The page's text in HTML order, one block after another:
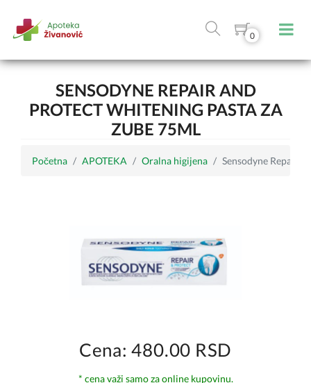
0
SENSODYNE REPAIR AND
PROTECT WHITENING PASTA ZA
ZUBE 75ML
Početna APOTEKA Oralna higijena Sensodyne Repair
Cena: 480.00 RSD
* cena važi samo za online kupovinu.